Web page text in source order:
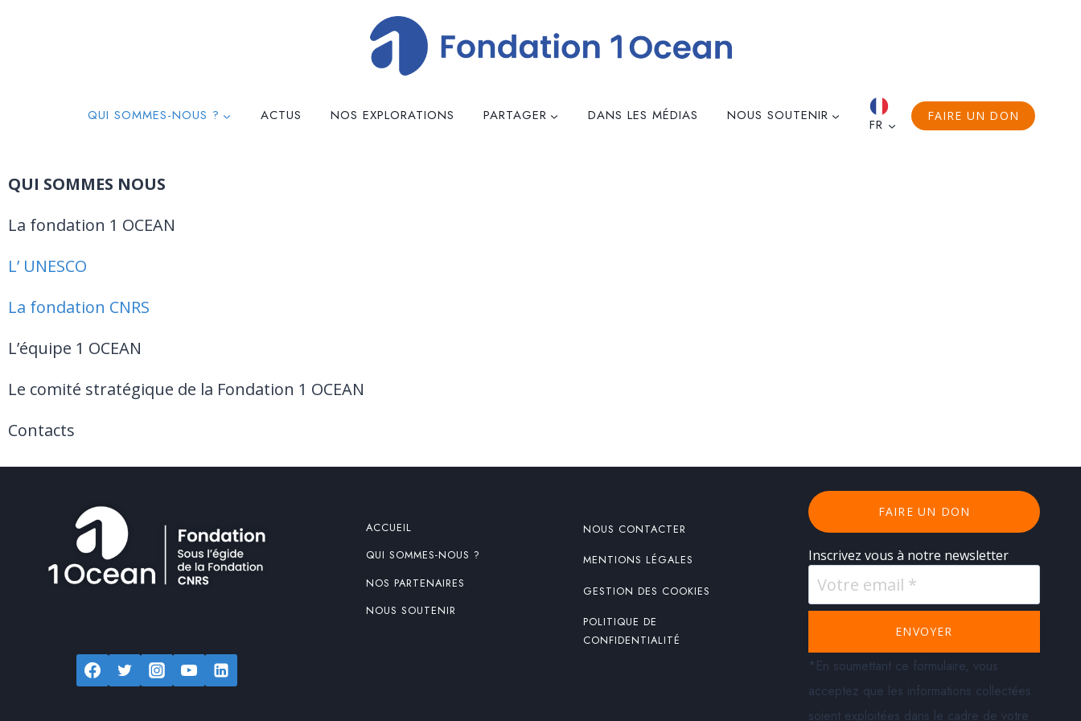
QUI SOMMES-NOUS ? ACTUS NOS EXPLORATIONS PARTAGER DANS LES MÉDIAS NOUS SOUTENIR
FR
FAIRE UN DON
QUI SOMMES NOUS
La fondation 1 OCEAN
L’ UNESCO
La fondation CNRS
L’équipe 1 OCEAN
Le comité stratégique de la Fondation 1 OCEAN
Contacts
ACCUEIL
QUI SOMMES-NOUS ?
NOS PARTENAIRES
NOUS SOUTENIR
NOUS CONTACTER
MENTIONS LÉGALES
GESTION DES COOKIES
POLITIQUE DE
CONFIDENTIALITÉ
FAIRE UN DON
Inscrivez vous à notre newsletter
ENVOYER
*En soumettant ce formulaire, vous
acceptez que les informations collectées
soient exploitées dans le cadre de votre